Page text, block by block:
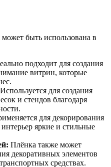
быть использована в
подходит для создания
витрин, которые
Используется для создания
и стендов благодаря
для декорирования
яркие и стильные
Плёнка также может
декоративных элементов
средствах.